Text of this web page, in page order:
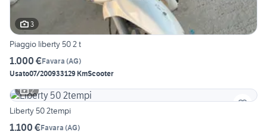
3
Piaggio liberty 50 2 t
1.000 €Favara (AG)
Usato07/200933129 KmScooter
2
Liberty 50 2tempi
1.100 €Favara (AG)